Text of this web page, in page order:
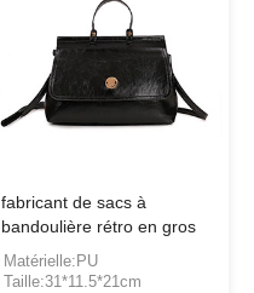
fabricant de sacs à
bandoulière rétro en gros
Matérielle:PU
Taille:31*11.5*21cm